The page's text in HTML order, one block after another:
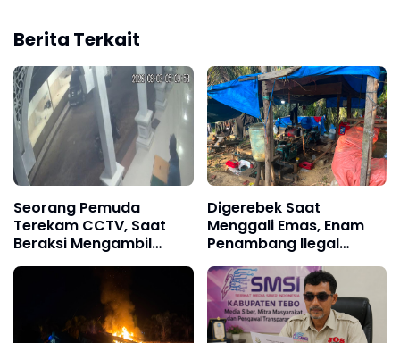
Berita Terkait
Seorang Pemuda
Terekam CCTV, Saat
Beraksi Mengambil
Kotak Amal di Masjid Al
Hidayah
Digerebek Saat
Menggali Emas, Enam
Penambang Ilegal
"Lubang Jarum"
Diamankan Satreskrim
Polres Bungo